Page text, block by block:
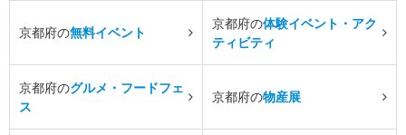
京都府の無料イベント
京都府の体験イベント・アク
ティビティ
京都府のグルメ・フードフェ
ス
京都府の物産展